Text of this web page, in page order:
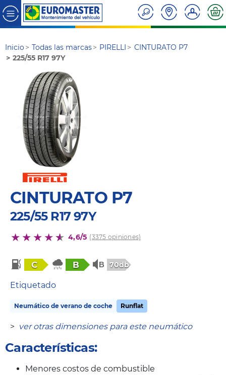
Inicio Todas las marcas PIRELLI
CINTURATO P7
225/55 R17 97Y
CINTURATO P7
225/55 R17 97Y
4,6/5 (3375 opiniones)
C B 70db
Etiquetado
Neumático de verano de coche Runflat
> ver otras dimensiones para este neumático
Características:
Menores costos de combustible